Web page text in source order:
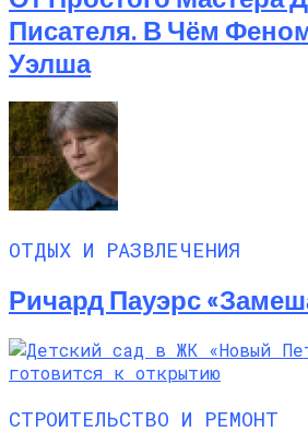
Писателя. В Чём
Уэлша
ОТДЫХ И РАЗВЛЕЧЕНИЯ
Ричард Пауэрс
СТРОИТЕЛЬСТВО И РЕМОНТ